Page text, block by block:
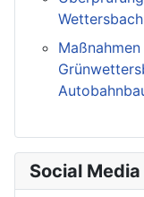
Social Media